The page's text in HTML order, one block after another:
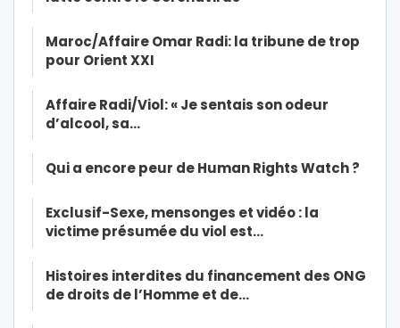
Maroc/Affaire Omar Radi: la tribune de trop
pour Orient XXI
Affaire Radi/Viol: « Je sentais son odeur
d’alcool, sa…
Qui a encore peur de Human Rights Watch ?
Exclusif-Sexe, mensonges et vidéo : la
victime présumée du viol est…
Histoires interdites du financement des ONG
de droits de l’Homme et de…